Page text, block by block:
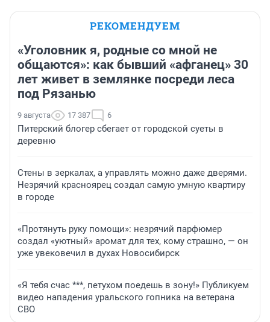
РЕКОМЕНДУЕМ
«Уголовник я, родные со мной не
общаются»: как бывший «афганец» 30
лет живет в землянке посреди леса
под Рязанью
9 августа 17 387 6
Питерский блогер сбегает от городской суеты в
деревню
Стены в зеркалах, а управлять можно даже дверями.
Незрячий красноярец создал самую умную квартиру
в городе
«Протянуть руку помощи»: незрячий парфюмер
создал «уютный» аромат для тех, кому страшно, — он
уже увековечил в духах Новосибирск
«Я тебя счас ***, петухом поедешь в зону!» Публикуем
видео нападения уральского гопника на ветерана
СВО